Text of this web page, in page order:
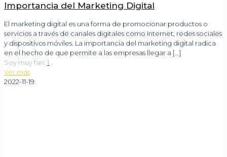
Importancia del Marketing Digital
El marketing digital es una forma de promocionar productos o
servicios a través de canales digitales como Internet, redes sociales
y dispositivos móviles. La importancia del marketing digital radica
en el hecho de que permite a las empresas llegar a […]
Soy muy fan: 1
Ver más
2022-11-19